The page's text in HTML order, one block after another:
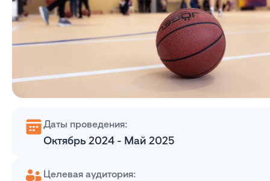
Даты проведения:
Октябрь 2024 - Май 2025
Целевая аудитория: